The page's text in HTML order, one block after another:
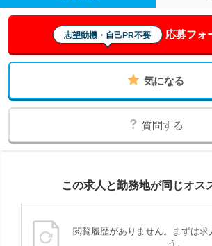
志望動機・自己PR不要 応募フォ
気になる
質問する
この求人と勤務地が同じオス
閲覧履歴がありません。まずは求
う。